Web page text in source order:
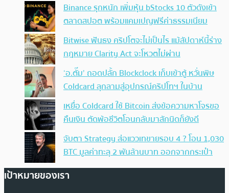
Binance รุกหนัก เพิ่มหุ้น bStocks 10 ตัวดังเข้า
ตลาดสปอต พร้อมแคมเปญฟรีค่าธรรมเนียม
Bitwise ฟันธง คริปโตจะไม่เป็นไร แม้สัปดาห์นี้ร่าง
กฎหมาย Clarity Act จะโหวตไม่ผ่าน
‘อ.ตั๊ม’ ถอดปลั้ก Blockclock เก็บเข้าตู้ หวั่นพิษ
Coldcard ลุกลามสู่อุปกรณ์คริปโทฯ ในบ้าน
เหยื่อ Coldcard ใช้ Bitcoin ส่งข้อความหาโจรขอ
คืนเงิน ตัดพ้อชีวิตโอนกลับมาสักนิดก็ยังดี
จับตา Strategy ส่อแววเทขายรอบ 4 ? โอน 1,030
BTC มูลค่าทะลุ 2 พันล้านบาท ออกจากกระเป๋า
เป้าหมายของเรา